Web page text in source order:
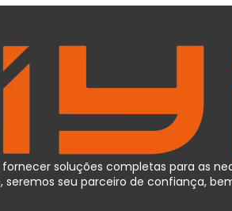
soluções completas para as
seremos seu parceiro de confiança,